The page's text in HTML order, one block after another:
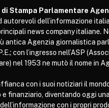
di Stampa Parlamentare
autorevoli dell’informazione
news company italiane.
antica Agenzia giornalistica
con l’ingresso nell’ASP
nel 1953 ne mutò il nome in
con i suoi notiziari il
e finanziario, diventando oggi
con i propri